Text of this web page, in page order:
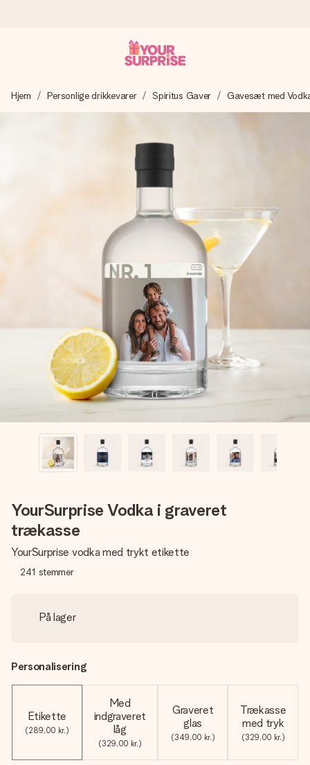
Vi laver din gave med omhu og sender den lynhurtigt – så
du kan give den på det helt rette tidspunkt, når den
4,7 (baseret på +15.000 anmeldelser)
Vores gaver inspirerer. Kunderne giver os 4,7 på Google
Gratis kort med hilsen
Lav noget særligt i blot få trin – med hendes navn, et
billede af dig eller en besked, der går lige i hendes hjerte.
Intet besvær men udelukkende en masse kærlighed i
øjeblikket.
Hjem Personlige drikkevarer Spiritus Gaver Gavesæt med
YourSurprise Vodka i graveret
trækasse
YourSurprise vodka med trykt etikette
241 stemmer
På lager
Personalisering
Etikette
(289,00 kr.)
Med
indgraveret
låg
(329,00 kr.)
Graveret
glas
(349,00 kr.)
Trækasse
med tryk
(329,00 kr.)